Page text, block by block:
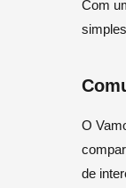
Com
O
de